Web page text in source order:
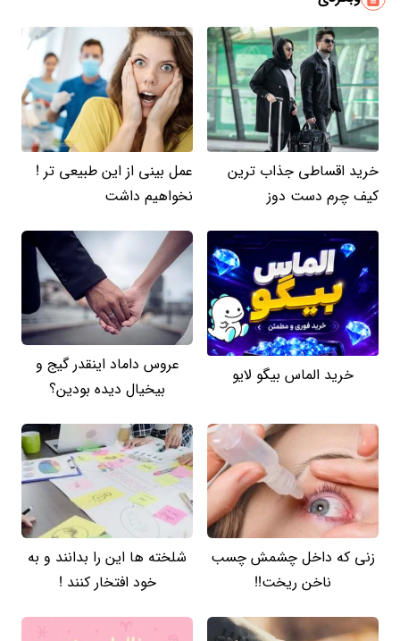
خرید اقساطی جذاب ترین
کیف چرم دست دوز
عمل بینی از این طبیعی تر !
نخواهیم داشت
خرید الماس بیگو لایو
عروس داماد اینقدر گیج و
بیخیال دیده بودین؟
زنی که داخل چشمش چسب
ناخن ریخت!!
شلخته ها این را بدانند و به
خود افتخار کنند !